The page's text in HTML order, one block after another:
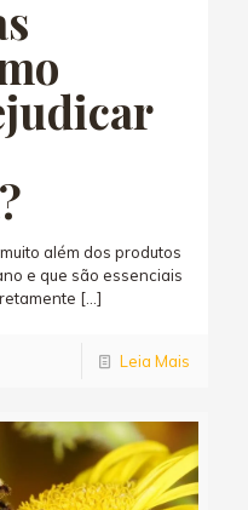
além dos produtos
e que são essenciais
[…]
Leia Mais